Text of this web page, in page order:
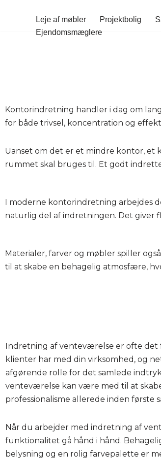
Leje af møbler Projektbolig
Ejendomsmæglere
Kontorindretning handler i dag om
for både trivsel, koncentration og
Uanset om det er et mindre kontor,
rummet skal bruges til. Et godt
I moderne kontorindretning arbejdes
naturlig del af indretningen. Det giver
Materialer, farver og møbler spiller
til at skabe en behagelig atmosfære,
Indretning af venteværelse er ofte det
klienter har med din virksomhed, og
afgørende rolle for det samlede
venteværelse kan være med til at
professionalisme allerede inden første
Når du arbejder med indretning af
funktionalitet gå hånd i hånd.
belysning og en rolig farvepalette er